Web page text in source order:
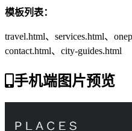
模板列表：
travel.html、services.html、
contact.html、city-guides.html
手机端图片预览